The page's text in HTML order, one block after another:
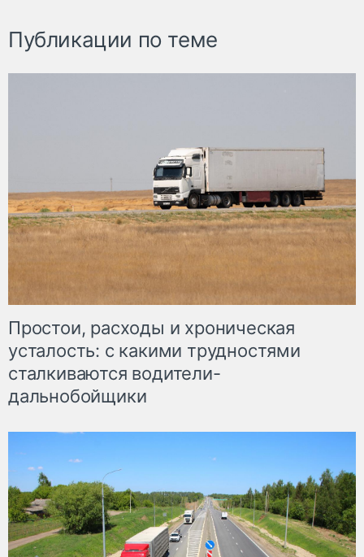
Публикации по теме
Простои, расходы и хроническая
усталость: с какими трудностями
сталкиваются водители-
дальнобойщики